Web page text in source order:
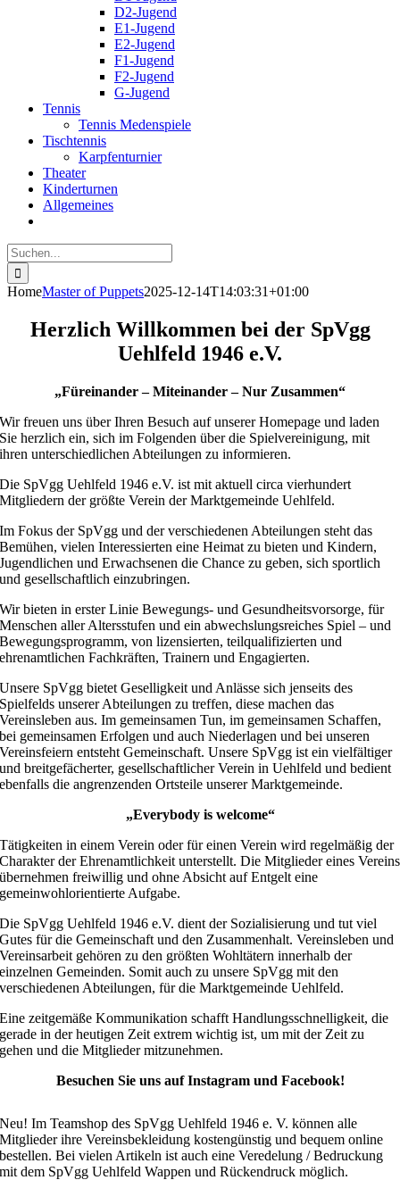
D2-Jugend
E1-Jugend
E2-Jugend
F1-Jugend
F2-Jugend
G-Jugend
Tennis
Tennis Medenspiele
Tischtennis
Karpfenturnier
Theater
Kinderturnen
Allgemeines
Suche
nach:
HomeMaster of Puppets2025-12-14T14:03:31+01:00
Herzlich Willkommen bei der SpVgg
Uehlfeld 1946 e.V.
„Füreinander – Miteinander – Nur Zusammen“
Wir freuen uns über Ihren Besuch auf unserer Homepage und laden
Sie herzlich ein, sich im Folgenden über die Spielvereinigung, mit
ihren unterschiedlichen Abteilungen zu informieren.
Die SpVgg Uehlfeld 1946 e.V. ist mit aktuell circa vierhundert
Mitgliedern der größte Verein der Marktgemeinde Uehlfeld.
Im Fokus der SpVgg und der verschiedenen Abteilungen steht das
Bemühen, vielen Interessierten eine Heimat zu bieten und Kindern,
Jugendlichen und Erwachsenen die Chance zu geben, sich sportlich
und gesellschaftlich einzubringen.
Wir bieten in erster Linie Bewegungs- und Gesundheitsvorsorge, für
Menschen aller Altersstufen und ein abwechslungsreiches Spiel – und
Bewegungsprogramm, von lizensierten, teilqualifizierten und
ehrenamtlichen Fachkräften, Trainern und Engagierten.
Unsere SpVgg bietet Geselligkeit und Anlässe sich jenseits des
Spielfelds unserer Abteilungen zu treffen, diese machen das
Vereinsleben aus. Im gemeinsamen Tun, im gemeinsamen Schaffen,
bei gemeinsamen Erfolgen und auch Niederlagen und bei unseren
Vereinsfeiern entsteht Gemeinschaft. Unsere SpVgg ist ein vielfältiger
und breitgefächerter, gesellschaftlicher Verein in Uehlfeld und bedient
ebenfalls die angrenzenden Ortsteile unserer Marktgemeinde.
„Everybody is welcome“
Tätigkeiten in einem Verein oder für einen Verein wird regelmäßig der
Charakter der Ehrenamtlichkeit unterstellt. Die Mitglieder eines Vereins
übernehmen freiwillig und ohne Absicht auf Entgelt eine
gemeinwohlorientierte Aufgabe.
Die SpVgg Uehlfeld 1946 e.V. dient der Sozialisierung und tut viel
Gutes für die Gemeinschaft und den Zusammenhalt. Vereinsleben und
Vereinsarbeit gehören zu den größten Wohltätern innerhalb der
einzelnen Gemeinden. Somit auch zu unsere SpVgg mit den
verschiedenen Abteilungen, für die Marktgemeinde Uehlfeld.
Eine zeitgemäße Kommunikation schafft Handlungsschnelligkeit, die
gerade in der heutigen Zeit extrem wichtig ist, um mit der Zeit zu
gehen und die Mitglieder mitzunehmen.
Besuchen Sie uns auf Instagram und Facebook!
Neu! Im Teamshop des SpVgg Uehlfeld 1946 e. V. können alle
Mitglieder ihre Vereinsbekleidung kostengünstig und bequem online
bestellen. Bei vielen Artikeln ist auch eine Veredelung / Bedruckung
mit dem SpVgg Uehlfeld Wappen und Rückendruck möglich.